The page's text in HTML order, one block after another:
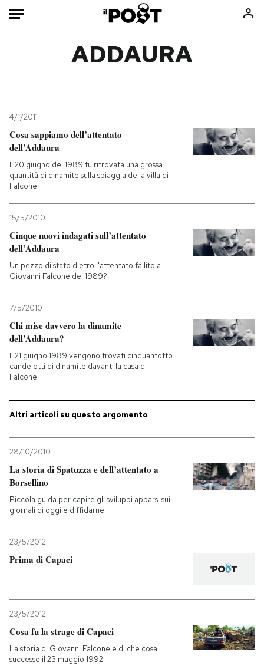
Politica
Tecnologia
Internet
Economia
Sport
Ok Boomer!
Mondiali calcio 2026
NEWSLETTER
I MIEI PREFERITI
SHOP
AREA PERSONALE
Entra
ADDAURA
4/1/2011
Cosa sappiamo dell’attentato
dell’Addaura
Il 20 giugno del 1989 fu ritrovata una grossa
quantità di dinamite sulla spiaggia della villa di
Falcone
15/5/2010
Cinque nuovi indagati sull’attentato
dell’Addaura
Un pezzo di stato dietro l'attentato fallito a
Giovanni Falcone del 1989?
7/5/2010
Chi mise davvero la dinamite
dell’Addaura?
Il 21 giugno 1989 vengono trovati cinquantotto
candelotti di dinamite davanti la casa di
Falcone
Altri articoli su questo argomento
28/10/2010
La storia di Spatuzza e dell’attentato a
Borsellino
Piccola guida per capire gli sviluppi apparsi sui
giornali di oggi e diffidarne
23/5/2012
Prima di Capaci
23/5/2012
Cosa fu la strage di Capaci
La storia di Giovanni Falcone e di che cosa
successe il 23 maggio 1992